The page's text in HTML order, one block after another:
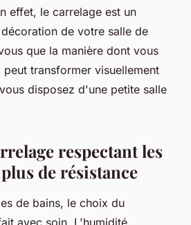
effet, le carrelage est un
de votre salle de
que la manière dont vous
transformer visuellement
disposez d'une petite salle
respectant les
de résistance
de bains, le choix du
avec soin. L'humidité